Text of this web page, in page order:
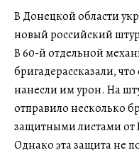
В Донецкой области
новый российский
В 60-й отдельной
бригадерассказали,
нанесли им урон. На
отправило несколько
защитными листами от
Однако эта защита не